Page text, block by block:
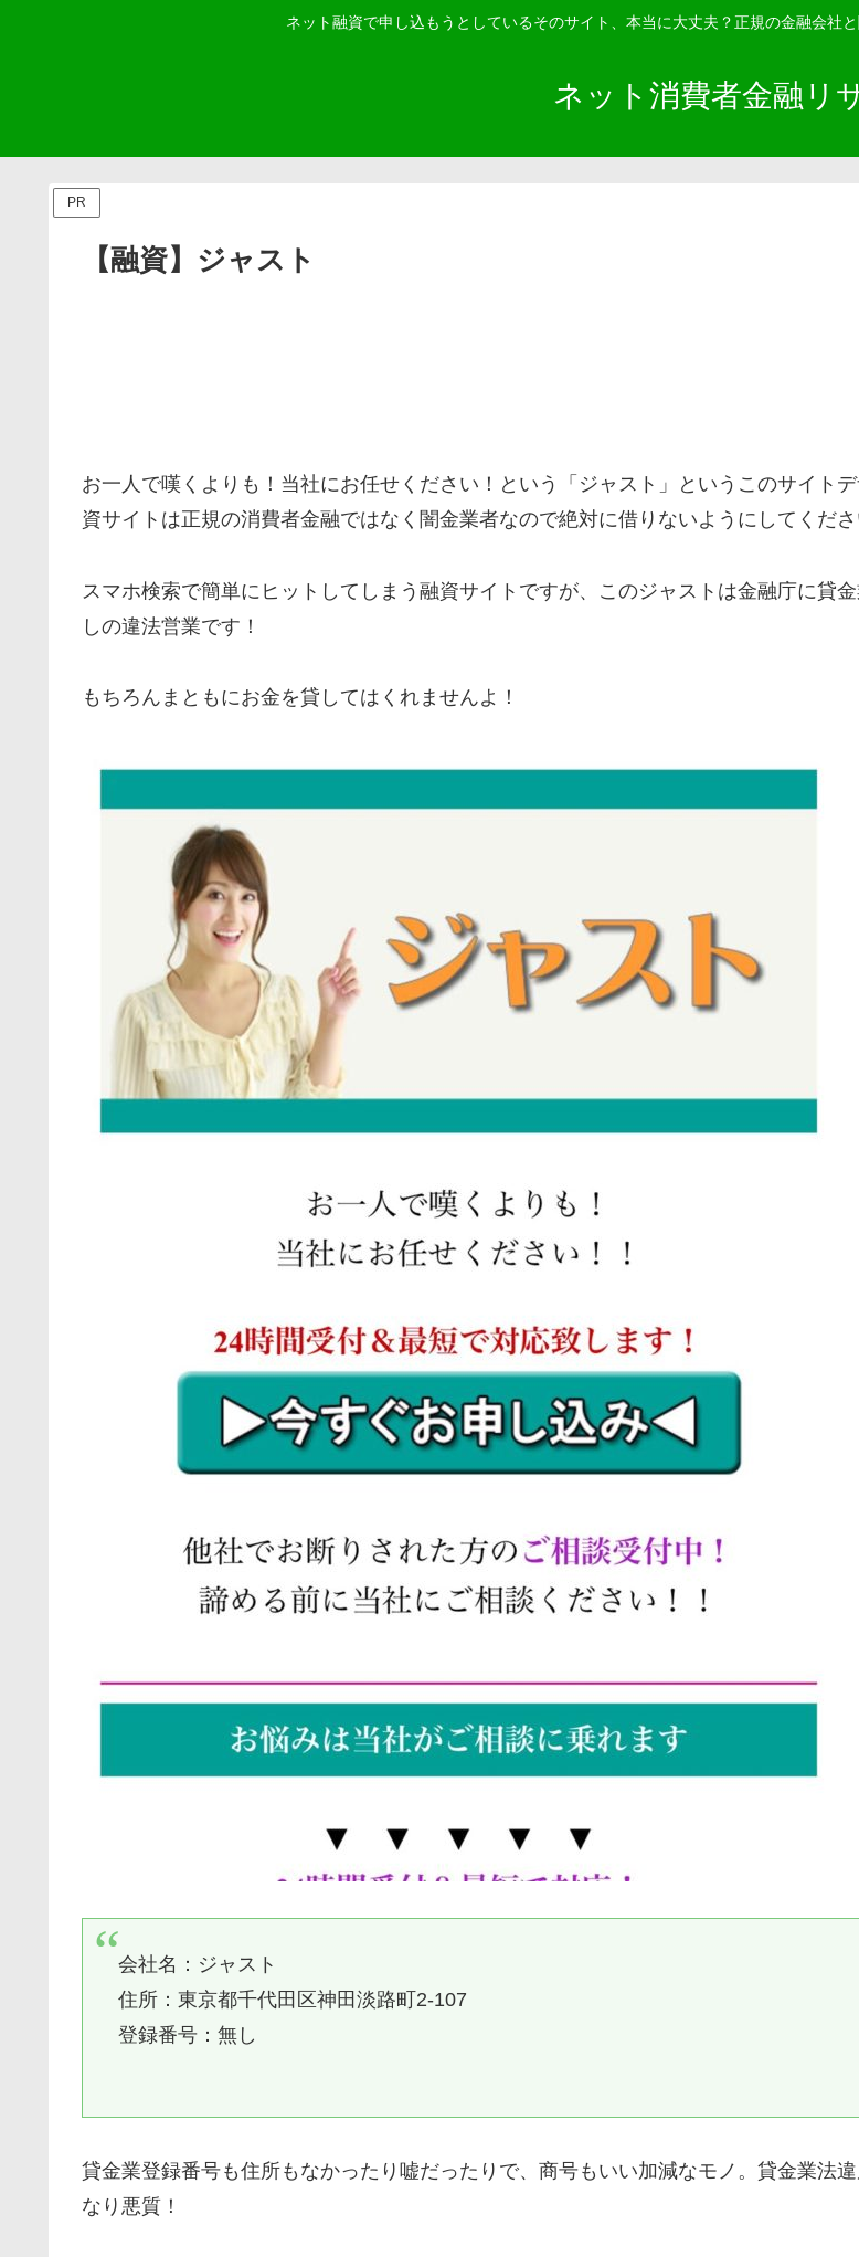
ネット融資で申し込もうとしているそのサイト、本当に大丈夫？正規の金融会社
ネット消費者金融リ
PR
【融資】ジャスト
お一人で嘆くよりも！当社にお任せください！ という「 ジャスト 」というこのサイト
資サイトは正規の消費者金融ではなく闇金業者なので絶対に借りないようにしてくださ
スマホ検索で簡単にヒットしてしまう融資サイトですが、このジャスト は金融庁に貸
しの違法営業です！
もちろんまともにお金を貸してはくれませんよ！
会社名： ジャスト
住所：東京都千代田区神田淡路町2-107
登録番号：無し
貸金業登録番号も住所もなかったり嘘だったりで、商号もいい加減なモノ。貸金業法
なり悪質！